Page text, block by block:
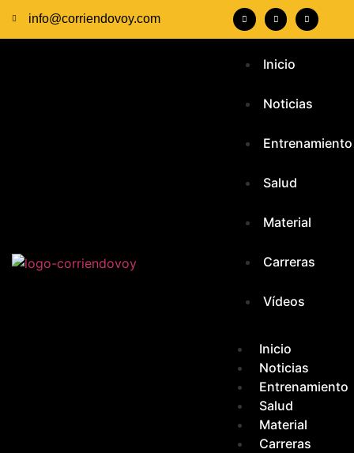
info@corriendovoy.com
Inicio
Noticias
Entrenamiento
Salud
Material
Carreras
Vídeos
Inicio
Noticias
Entrenamiento
Salud
Material
Carreras